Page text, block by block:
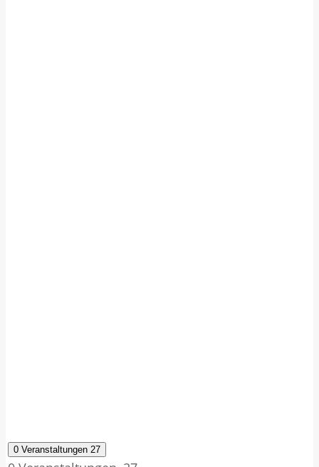
0 Veranstaltungen 27